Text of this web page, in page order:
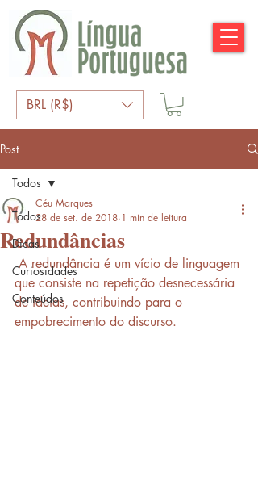
BRL (R$)
Post
Todos
Dicas
Curiosidades
Conteúdos
Todos
Redundâncias
Céu Marques
28 de set. de 2018 1 min de leitura
A redundância é um vício de linguagem
que consiste na repetição desnecessária
de ideias, contribuindo para o
empobrecimento do discurso.